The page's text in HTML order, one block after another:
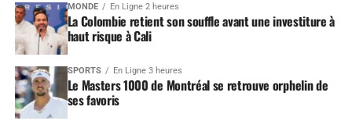
MONDE En Ligne 2 heures
La Colombie retient son souffle avant une investiture à
haut risque à Cali
SPORTS En Ligne 3 heures
Le Masters 1000 de Montréal se retrouve orphelin de
ses favoris